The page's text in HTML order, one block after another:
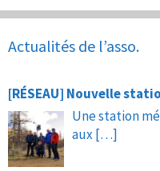
Actualités de l’asso.
[RÉSEAU] Nouvelle
Une station
aux […]